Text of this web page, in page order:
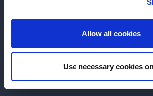
Allow all cookies
Use necessary cookies
ENTRAR